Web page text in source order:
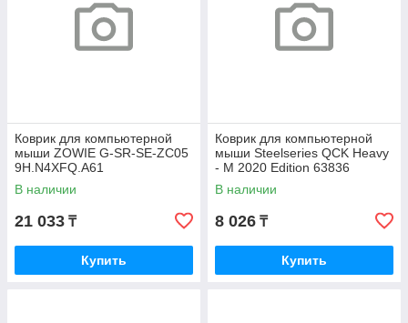
Коврик для компьютерной
мыши ZOWIE G-SR-SE-ZC05
9H.N4XFQ.A61
В наличии
21 033 ₸
Купить
Коврик для компьютерной
мыши Steelseries QCK Heavy
- M 2020 Edition 63836
В наличии
8 026 ₸
Купить